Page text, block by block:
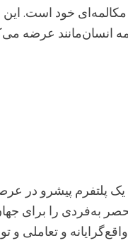
خود است. این
انسان‌مانند عرضه
یک پلتفرم پیشرو در
به‌فردی را برای
و تعاملی و